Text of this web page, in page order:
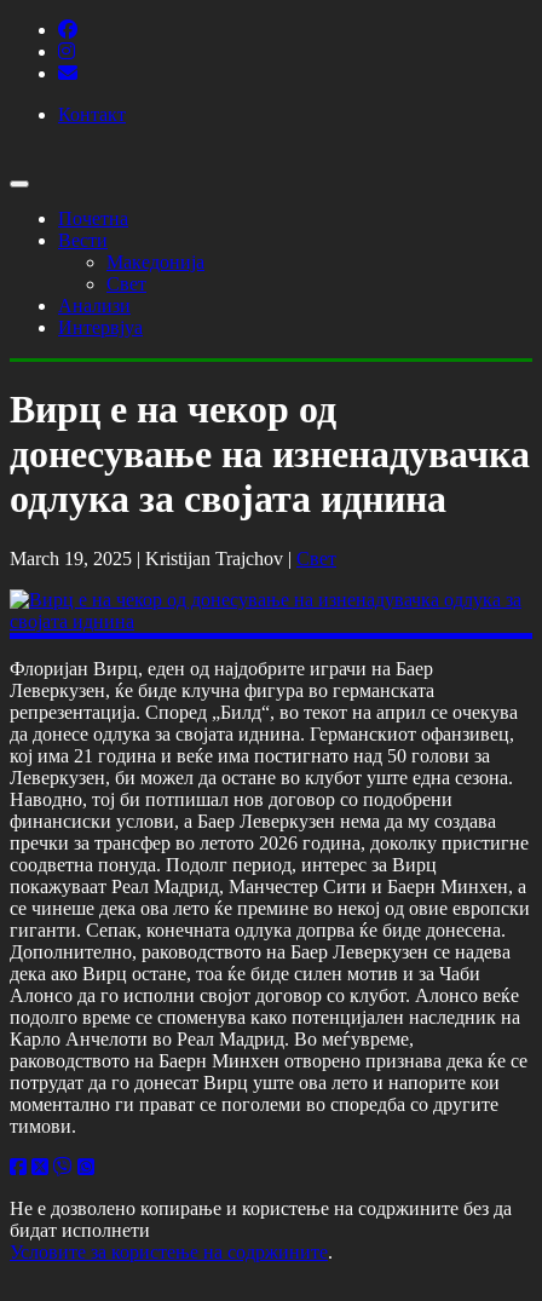
Контакт
Почетна
Вести
Македонија
Свет
Анализи
Интервјуа
Вирц е на чекор од
донесување на изненадувачка
одлука за својата иднина
March 19, 2025 | Kristijan Trajchov | Свет
Флоријан Вирц, еден од најдобрите играчи на Баер
Леверкузен, ќе биде клучна фигура во германската
репрезентација. Според „Билд“, во текот на април се очекува
да донесе одлука за својата иднина. Германскиот офанзивец,
кој има 21 година и веќе има постигнато над 50 голови за
Леверкузен, би можел да остане во клубот уште една сезона.
Наводно, тој би потпишал нов договор со подобрени
финансиски услови, а Баер Леверкузен нема да му создава
пречки за трансфер во летото 2026 година, доколку пристигне
соодветна понуда. Подолг период, интерес за Вирц
покажуваат Реал Мадрид, Манчестер Сити и Баерн Минхен, а
се чинеше дека ова лето ќе премине во некој од овие европски
гиганти. Сепак, конечната одлука допрва ќе биде донесена.
Дополнително, раководството на Баер Леверкузен се надева
дека ако Вирц остане, тоа ќе биде силен мотив и за Чаби
Алонсо да го исполни својот договор со клубот. Алонсо веќе
подолго време се споменува како потенцијален наследник на
Карло Анчелоти во Реал Мадрид. Во меѓувреме,
раководството на Баерн Минхен отворено признава дека ќе се
потрудат да го донесат Вирц уште ова лето и напорите кои
моментално ги прават се поголеми во споредба со другите
тимови.
Не е дозволено копирање и користење на содржините без да
бидат исполнети
Условите за користење на содржините.